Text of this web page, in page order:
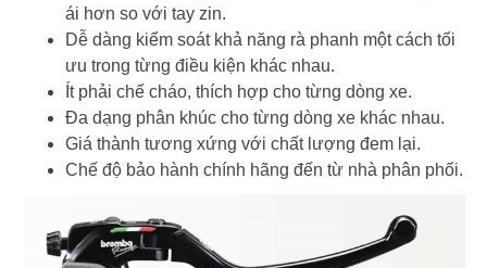
ái hơn so với tay zin.
Dễ dàng kiểm soát khả năng rà phanh một cách tối
ưu trong từng điều kiện khác nhau.
Ít phải chế cháo, thích hợp cho từng dòng xe.
Đa dạng phân khúc cho từng dòng xe khác nhau.
Giá thành tương xứng với chất lượng đem lại.
Chế độ bảo hành chính hãng đến từ nhà phân phối.